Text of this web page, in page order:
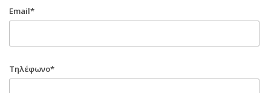
Email*
Τηλέφωνο*